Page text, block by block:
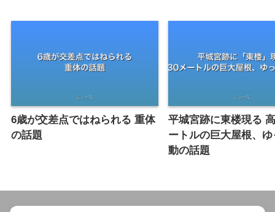
6歳が交差点ではねられる 重体
の話題
平城宮跡に東楼現る
ートルの巨大屋根、
動の話題